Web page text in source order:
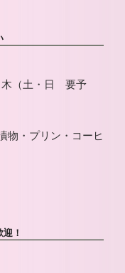
木（土・日 要予
物・プリン・コーヒ
！